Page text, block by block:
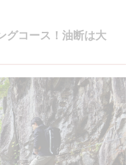
グコース！油断は大